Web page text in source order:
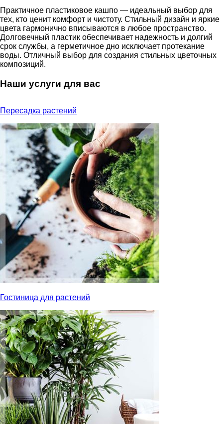
Практичное пластиковое кашпо — идеальный выбор для
тех, кто ценит комфорт и чистоту. Стильный дизайн и яркие
цвета гармонично вписываются в любое пространство.
Долговечный пластик обеспечивает надежность и долгий
срок службы, а герметичное дно исключает протекание
воды. Отличный выбор для создания стильных цветочных
композиций.
Наши услуги для вас
Пересадка растений
Гостиница для растений